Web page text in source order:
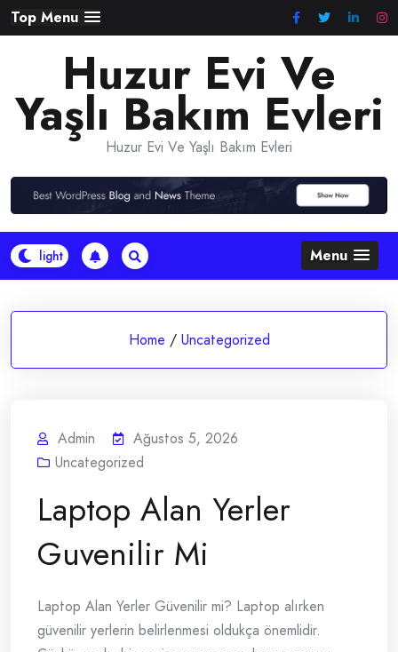
Skip
to
Top Menu
Huzur Evi Ve
Yaşlı Bakım Evleri
Huzur Evi Ve Yaşlı Bakım Evleri
Menu
Home / Uncategorized
Admin
Ağustos 5, 2026
Uncategorized
Laptop Alan Yerler
Guvenilir Mi
Laptop Alan Yerler Güvenilir mi? Laptop alırken
güvenilir yerlerin belirlenmesi oldukça önemlidir.